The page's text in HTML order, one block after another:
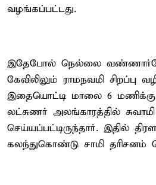
வழங்கப்பட்டது.
இதேபோல் நெல்லை
கேவிலிலும் ராமநவமி சிறப்பு
இதையொட்டி மாலை 6 மணிக்கு
லட்சுணர் அலங்காரத்தில்
செய்யப்பட்டிருந்தார். இதில்
கலந்துகொண்டு சாமி தரிசனம்